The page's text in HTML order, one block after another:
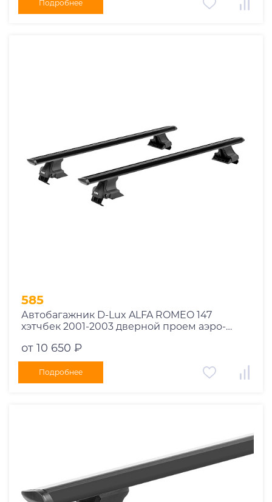
Подробнее
585
Автобагажник D-Lux ALFA ROMEO 147
хэтчбек 2001-2003 дверной проем аэро-
от 10 650 ₽
Подробнее